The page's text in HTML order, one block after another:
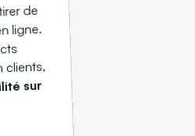
de
ligne.
clients,
sur